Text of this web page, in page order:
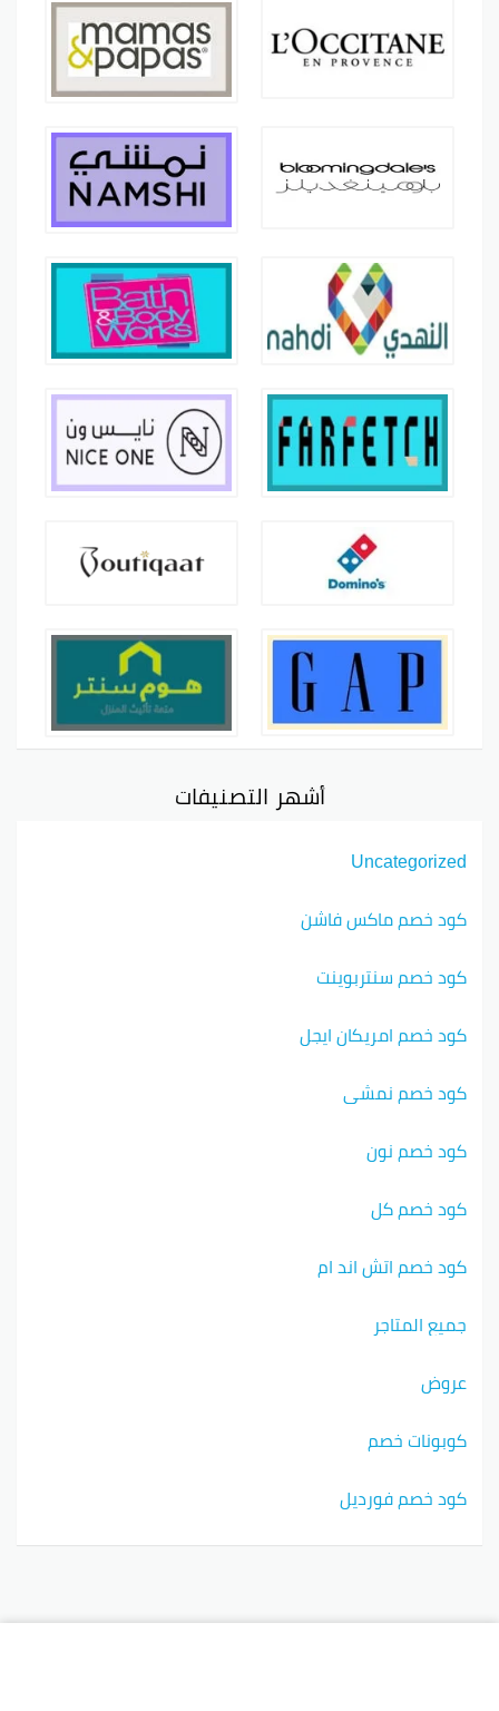
أشهر التصنيفات
Uncategorized
كود خصم ماكس فاشن
كود خصم سنتربوينت
كود خصم امريكان ايجل
كود خصم نمشي
كود خصم نون
كود خصم كل
كود خصم اتش اند ام
جميع المتاجر
عروض
كوبونات خصم
كود خصم فورديل